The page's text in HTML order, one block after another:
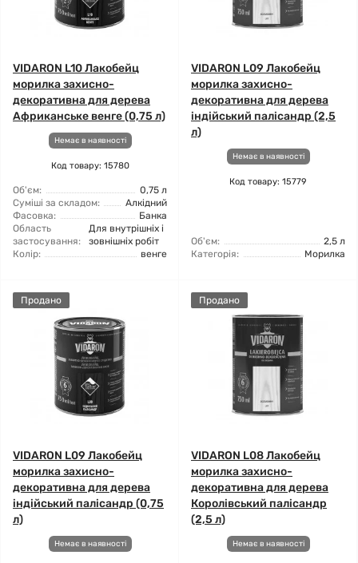
VIDARON L10 Лакобейц
морилка захисно-
декоративна для дерева
Африканське венге (0,75 л)
Немає в наявності
Код товару: 15780
Об'єм:
0,75 л
Суміші за складом:
Алкідний
Фасовка:
Банка
Область
застосування:
Для внутрішніх і
зовнішніх робіт
Колір:
венге
VIDARON L09 Лакобейц
морилка захисно-
декоративна для дерева
індійський палісандр (2,5
л)
Немає в наявності
Код товару: 15779
Об'єм:
2,5 л
Категорія:
Морилка
Продано
VIDARON L09 Лакобейц
морилка захисно-
декоративна для дерева
індійський палісандр (0,75
л)
Немає в наявності
Продано
VIDARON L08 Лакобейц
морилка захисно-
декоративна для дерева
Королівський палісандр
(2,5 л)
Немає в наявності